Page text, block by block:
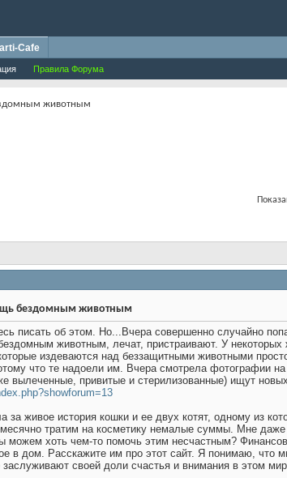
Правила Форума
Cafe
животным
бездомным животным
писать об этом. Но...Вчера совершенно случайно
животным, лечат, пристраивают. У
издеваются над беззащитными животными
что те надоели им. Вчера смотрела фотографии
вылеченные, привитые и стерилизованные) ищут
за живое история кошки и ее двух котят, одному из
тратим на косметику немалые суммы. Мне даже
можем хоть чем-то помочь этим несчастным?
в дом. Расскажите им про этот сайт. Я понимаю, что
своей доли счастья и внимания в этом